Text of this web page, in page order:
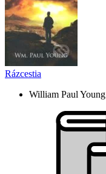
Rázcestia
William Paul Young